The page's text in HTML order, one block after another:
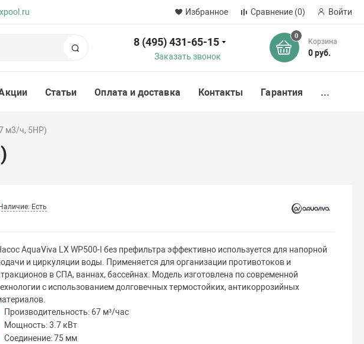
Избранное Сравнение (0) Войти
8 (495) 431-65-15
Заказать звонок
0
Корзина
0 руб.
Статьи Оплата и доставка Контакты Гарантия ...
м3/ч, 5HP)
Наличие: Есть
AquaViva LX WP500-I без префильтра эффективно используется для напорной
и циркуляции воды. Применяется для организации противотоков и
в СПА, ваннах, бассейнах. Модель изготовлена по современной
с использованием долговечных термостойких, антикоррозийных
Производительность: 67 м³/час
Мощность: 3.7 кВт
Соединение: 75 мм